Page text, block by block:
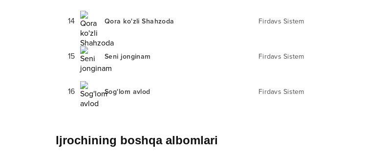
14 Qora ko'zli Shahzoda Firdavs Sistem
15 Seni jonginam Firdavs Sistem
16 Sog'lom avlod Firdavs Sistem
Ijrochining boshqa albomlari